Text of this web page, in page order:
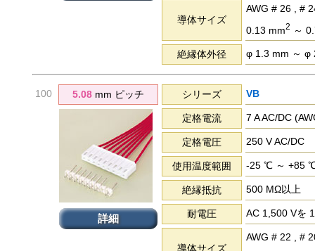
導体サイズ
AWG # 26 , #
0.13 mm2 ～
絶縁体外径 φ 1.3 mm ～ φ
100 5.08 mm ピッチ シリーズ VB
詳細
定格電流 7 A AC/DC
定格電圧 250 V AC/DC
使用温度範囲 -25 ℃ ～ +85
絶縁抵抗 500 MΩ以上
耐電圧 AC 1,500 Vを
導体サイズ
AWG # 22 , #